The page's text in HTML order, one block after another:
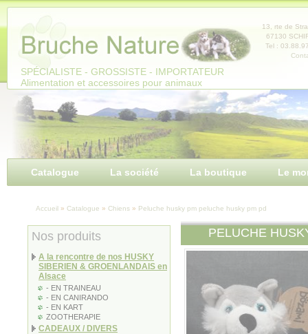
SPÉCIALISTE - GROSSISTE - IMPORTATEUR
Alimentation et accessoires pour animaux
13, rte de
67130
Tel :
Catalogue La société La boutique Le
Accueil » Catalogue » Chiens » Peluche husky pm peluche husky pm pd
Nos produits
A la rencontre de nos HUSKY
SIBERIEN & GROENLANDAIS en
Alsace
- EN TRAINEAU
- EN CANIRANDO
- EN KART
ZOOTHERAPIE
CADEAUX / DIVERS
PELUCHE
Panneau de gestion des cookies